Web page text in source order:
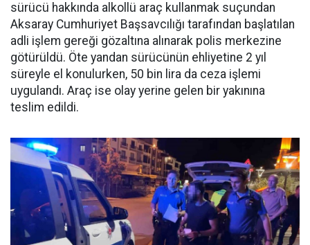
sürücü hakkında alkollü araç kullanmak suçundan
Aksaray Cumhuriyet Başsavcılığı tarafından başlatılan
adli işlem gereği gözaltına alınarak polis merkezine
götürüldü. Öte yandan sürücünün ehliyetine 2 yıl
süreyle el konulurken, 50 bin lira da ceza işlemi
uygulandı. Araç ise olay yerine gelen bir yakınına
teslim edildi.